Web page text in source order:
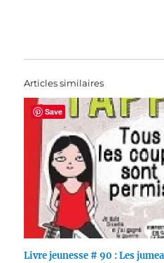
Articles similaires
Livre jeunesse # 90 : Les
Save